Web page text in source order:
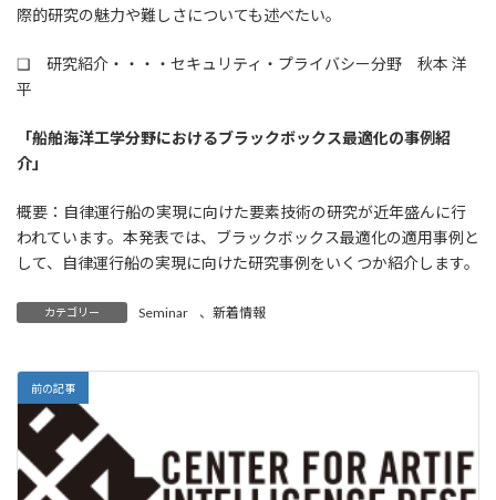
際的研究の魅力や難しさについても述べたい。
❑ 研究紹介・・・・セキュリティ・プライバシー分野 秋本 洋
平
「船舶海洋工学分野におけるブラックボックス最適化の事例紹
介」
概要：自律運行船の実現に向けた要素技術の研究が近年盛んに行
われています。本発表では、ブラックボックス最適化の適用事例と
して、自律運行船の実現に向けた研究事例をいくつか紹介します。
カテゴリー Seminar 、 新着情報
前の記事